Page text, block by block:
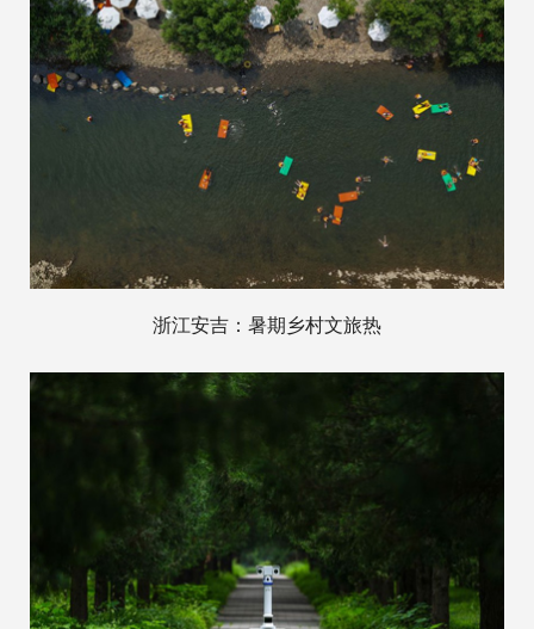
浙江安吉：暑期乡村文旅热